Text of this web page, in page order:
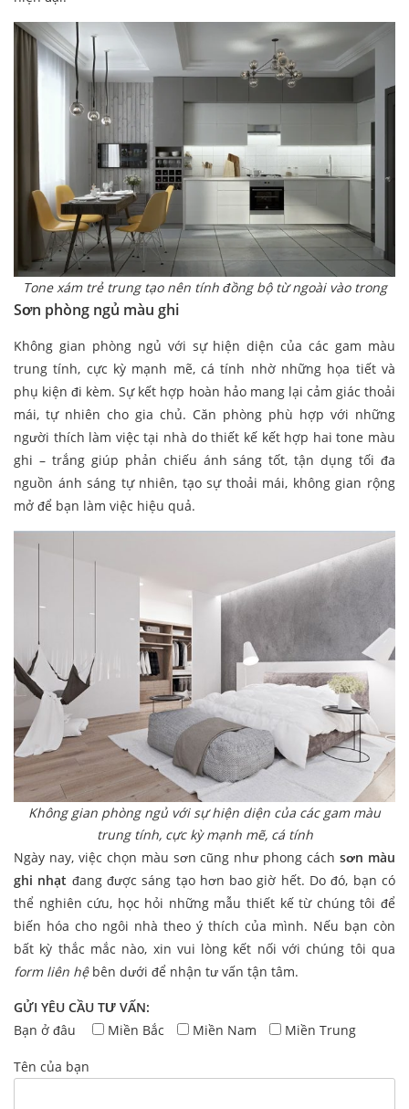
Tone xám trẻ trung tạo nên tính đồng bộ từ ngoài vào trong
Sơn phòng ngủ màu ghi
Không gian phòng ngủ với sự hiện diện của các gam màu
trung tính, cực kỳ mạnh mẽ, cá tính nhờ những họa tiết và
phụ kiện đi kèm. Sự kết hợp hoàn hảo mang lại cảm giác thoải
mái, tự nhiên cho gia chủ. Căn phòng phù hợp với những
người thích làm việc tại nhà do thiết kế kết hợp hai tone màu
ghi – trắng giúp phản chiếu ánh sáng tốt, tận dụng tối đa
nguồn ánh sáng tự nhiên, tạo sự thoải mái, không gian rộng
mở để bạn làm việc hiệu quả.
Không gian phòng ngủ với sự hiện diện của các gam màu
trung tính, cực kỳ mạnh mẽ, cá tính
Ngày nay, việc chọn màu sơn cũng như phong cáchsơn màu
ghi nhạt đang được sáng tạo hơn bao giờ hết. Do đó, bạn có
thể nghiên cứu, học hỏi những mẫu thiết kế từ chúng tôi để
biến hóa cho ngôi nhà theo ý thích của mình. Nếu bạn còn
bất kỳ thắc mắc nào, xin vui lòng kết nối với chúng tôi qua
form liên hệbên dưới để nhận tư vấn tận tâm.
GỬI YÊU CẦU TƯ VẤN:
Bạn ở đâu
Miền Bắc Miền Nam Miền Trung
Tên của bạn